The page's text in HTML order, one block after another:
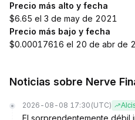
Precio más alto y fecha
$6.65 el 3 de may de 2021
Precio más bajo y fecha
$0.00017616 el 20 de abr de
Noticias sobre Nerve
2026-08-08 17:30 (UTC)
El sorprendentemente débil